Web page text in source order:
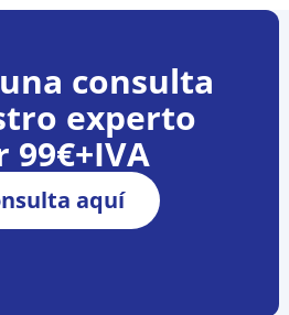
consulta
experto
aquí